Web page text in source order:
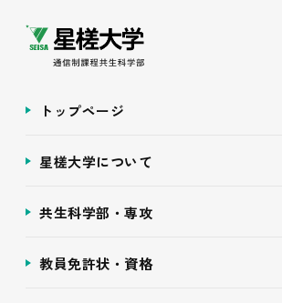
トップページ
星槎大学について
共生科学部・専攻
教員免許状・資格